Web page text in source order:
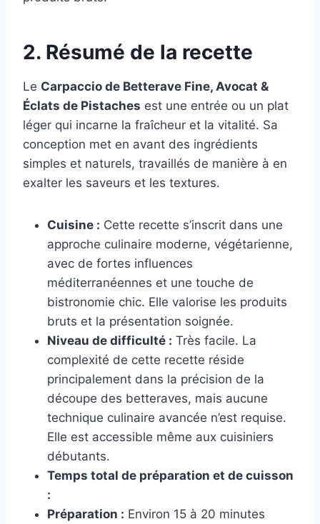
2. Résumé de la recette
Le Carpaccio de Betterave Fine, Avocat &
Éclats de Pistaches est une entrée ou un plat
léger qui incarne la fraîcheur et la vitalité. Sa
conception met en avant des ingrédients
simples et naturels, travaillés de manière à en
exalter les saveurs et les textures.
Cuisine : Cette recette s’inscrit dans une
approche culinaire moderne, végétarienne,
avec de fortes influences
méditerranéennes et une touche de
bistronomie chic. Elle valorise les produits
bruts et la présentation soignée.
Niveau de difficulté : Très facile. La
complexité de cette recette réside
principalement dans la précision de la
découpe des betteraves, mais aucune
technique culinaire avancée n’est requise.
Elle est accessible même aux cuisiniers
débutants.
Temps total de préparation et de cuisson
:
Préparation : Environ 15 à 20 minutes